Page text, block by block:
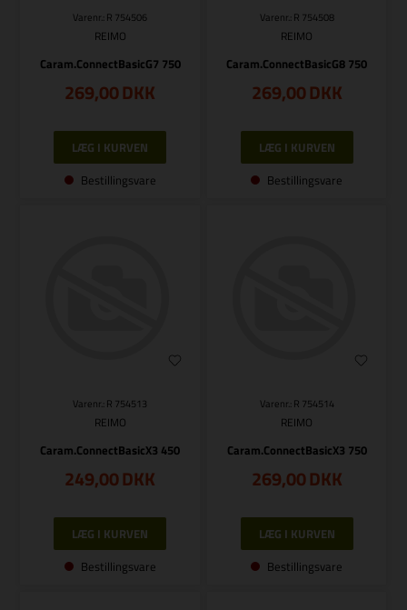
Varenr.: R 754506
REIMO
Caram.ConnectBasicG7 750
269,00DKK
Bestillingsvare
Varenr.: R 754508
REIMO
Caram.ConnectBasicG8 750
269,00DKK
Bestillingsvare
Varenr.: R 754513
REIMO
Caram.ConnectBasicX3 450
249,00DKK
Bestillingsvare
Varenr.: R 754514
REIMO
Caram.ConnectBasicX3 750
269,00DKK
Bestillingsvare